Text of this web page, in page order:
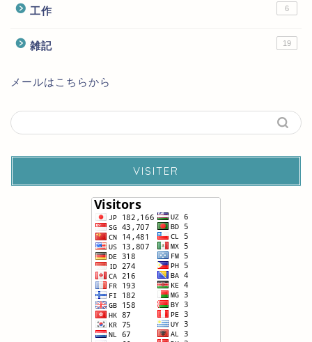
工作 6
雑記 19
メールはこちらから
VISITER